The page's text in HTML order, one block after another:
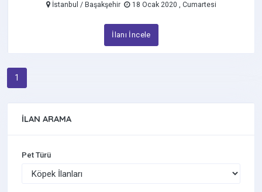
İstanbul / Başakşehir
18 Ocak 2020 , Cumartesi
İlanı İncele
1
İLAN ARAMA
Pet Türü